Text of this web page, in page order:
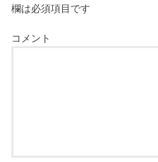
欄は必須項目です
コメント